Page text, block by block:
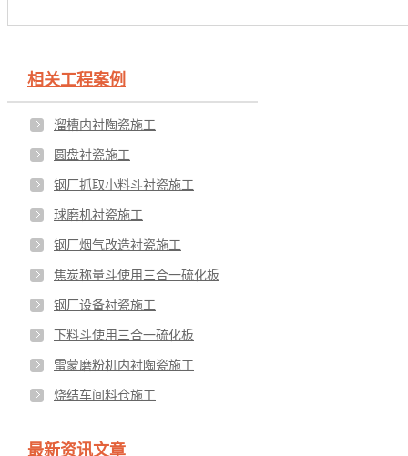
相关工程案例
溜槽内衬陶瓷施工
圆盘衬瓷施工
钢厂抓取小料斗衬瓷施工
球磨机衬瓷施工
钢厂烟气改造衬瓷施工
焦炭称量斗使用三合一硫化板
钢厂设备衬瓷施工
下料斗使用三合一硫化板
雷蒙磨粉机内衬陶瓷施工
烧结车间料仓施工
最新资讯文章